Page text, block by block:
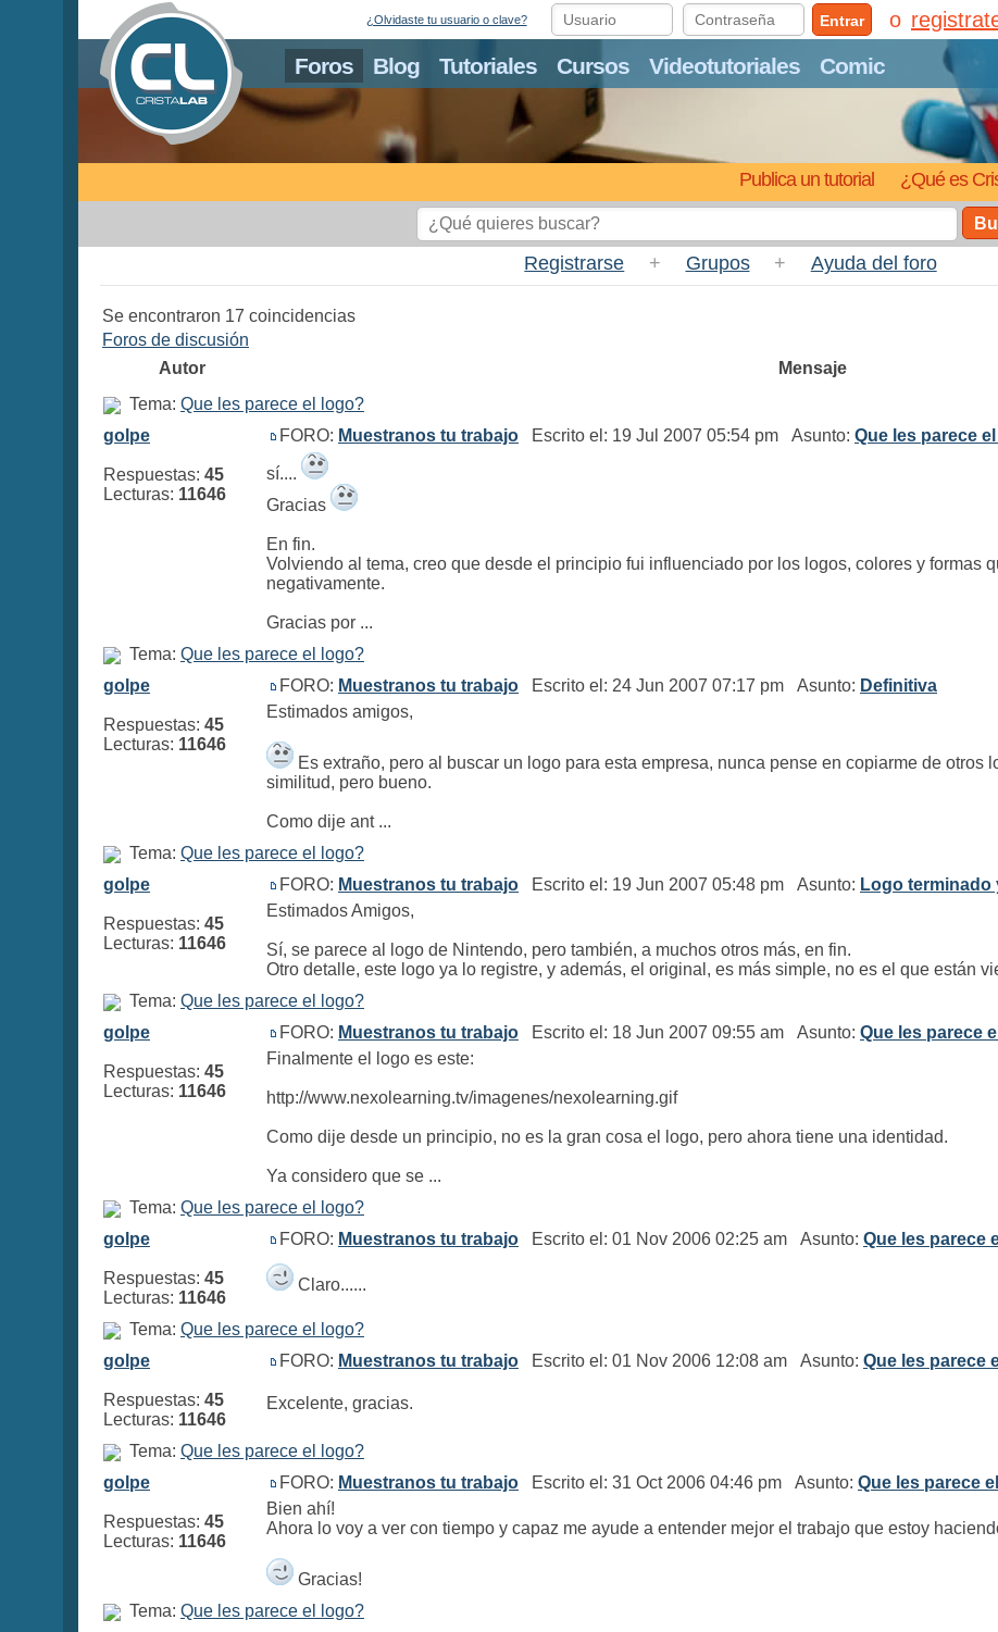
Foros Blog Tutoriales Cursos Videotutoriales Comic
Publica un tutorial ¿Qué es
¿Olvidaste tu usuario o clave? Entrar
Registrarse + Grupos + Ayuda del foro
Se encontraron 17 coincidencias
Foros de discusión
Autor
Mensaje
Tema: Que les parece el logo?
golpe
Respuestas: 45
Lecturas: 11646
FORO: Muestranos tu trabajo Escrito el: 19 Jul 2007 05:54 pm Asunto: Que les parece
sí....
Gracias
En fin.
Volviendo al tema, creo que desde el principio fui influenciado por los logos, colores y formas
negativamente.
Gracias por ...
Tema: Que les parece el logo?
golpe
Respuestas: 45
Lecturas: 11646
FORO: Muestranos tu trabajo Escrito el: 24 Jun 2007 07:17 pm Asunto: Definitiva
Estimados amigos,
Es extraño, pero al buscar un logo para esta empresa, nunca pense en copiarme de otros
similitud, pero bueno.
Como dije ant ...
Tema: Que les parece el logo?
golpe
Respuestas: 45
Lecturas: 11646
FORO: Muestranos tu trabajo Escrito el: 19 Jun 2007 05:48 pm Asunto: Logo terminado
Estimados Amigos,
Sí, se parece al logo de Nintendo, pero también, a muchos otros más, en fin.
Otro detalle, este logo ya lo registre, y además, el original, es más simple, no es el que están
Tema: Que les parece el logo?
golpe
Respuestas: 45
Lecturas: 11646
FORO: Muestranos tu trabajo Escrito el: 18 Jun 2007 09:55 am Asunto: Que les parece
Finalmente el logo es este:
http://www.nexolearning.tv/imagenes/nexolearning.gif
Como dije desde un principio, no es la gran cosa el logo, pero ahora tiene una identidad.
Ya considero que se ...
Tema: Que les parece el logo?
golpe
Respuestas: 45
Lecturas: 11646
FORO: Muestranos tu trabajo Escrito el: 01 Nov 2006 02:25 am Asunto: Que les parece
Claro......
Tema: Que les parece el logo?
golpe
Respuestas: 45
Lecturas: 11646
FORO: Muestranos tu trabajo Escrito el: 01 Nov 2006 12:08 am Asunto: Que les parece
Excelente, gracias.
Tema: Que les parece el logo?
golpe
Respuestas: 45
Lecturas: 11646
FORO: Muestranos tu trabajo Escrito el: 31 Oct 2006 04:46 pm Asunto: Que les parece
Bien ahí!
Ahora lo voy a ver con tiempo y capaz me ayude a entender mejor el trabajo que estoy
Gracias!
Tema: Que les parece el logo?